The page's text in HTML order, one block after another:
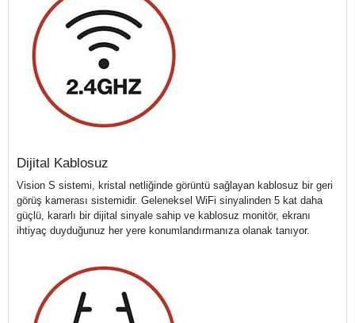
Dijital Kablosuz
Vision S sistemi, kristal netliğinde görüntü sağlayan kablosuz bir geri
görüş kamerası sistemidir. Geleneksel WiFi sinyalinden 5 kat daha
güçlü, kararlı bir dijital sinyale sahip ve kablosuz monitör, ekranı
ihtiyaç duyduğunuz her yere konumlandırmanıza olanak tanıyor.